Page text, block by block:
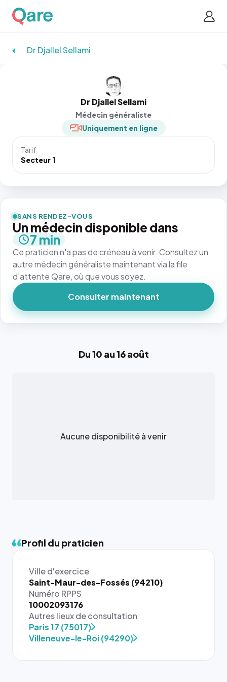
Dr Djallel Sellami
Dr Djallel Sellami
Médecin généraliste
Uniquement en ligne
Tarif
Secteur 1
Du 10 au 16 août
Aucune disponibilité à venir
Profil du praticien
Ville d'exercice
Saint-Maur-des-Fossés (94210)
Numéro RPPS
10002093176
Autres lieux de consultation
Paris 17 (75017)
Villeneuve-le-Roi (94290)
SANS RENDEZ-VOUS
Un médecin disponible dans
7 min
Ce praticien n'a pas de créneau à venir. Consultez un
autre médecin généraliste maintenant via la file
d'attente Qare, où que vous soyez.
Consulter maintenant
{# 40×40
: la taille
rendue par
`.profile-